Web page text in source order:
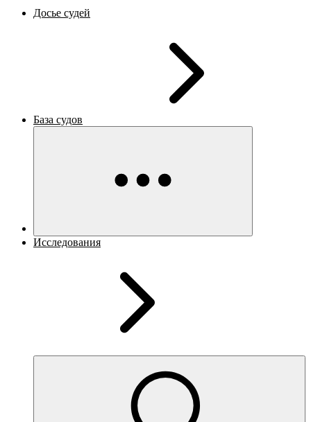
Досье судей
База судов
Исследования